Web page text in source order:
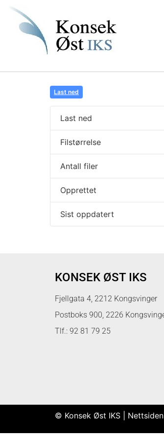
Last ned
Last ned
Filstørrelse
Antall filer
Opprettet
Sist oppdatert
KONSEK ØST IKS
Fjellgata 4, 2212 Kongsvinger
Postboks 900, 2226
Tlf.: 92 81 79 25
© Konsek Øst IKS |